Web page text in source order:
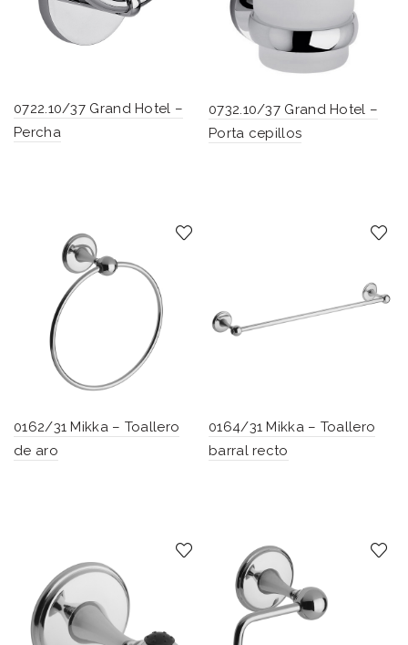
0722.10/37 Grand Hotel –
Percha
0732.10/37 Grand Hotel –
Porta cepillos
0162/31 Mikka – Toallero
de aro
0164/31 Mikka – Toallero
barral recto